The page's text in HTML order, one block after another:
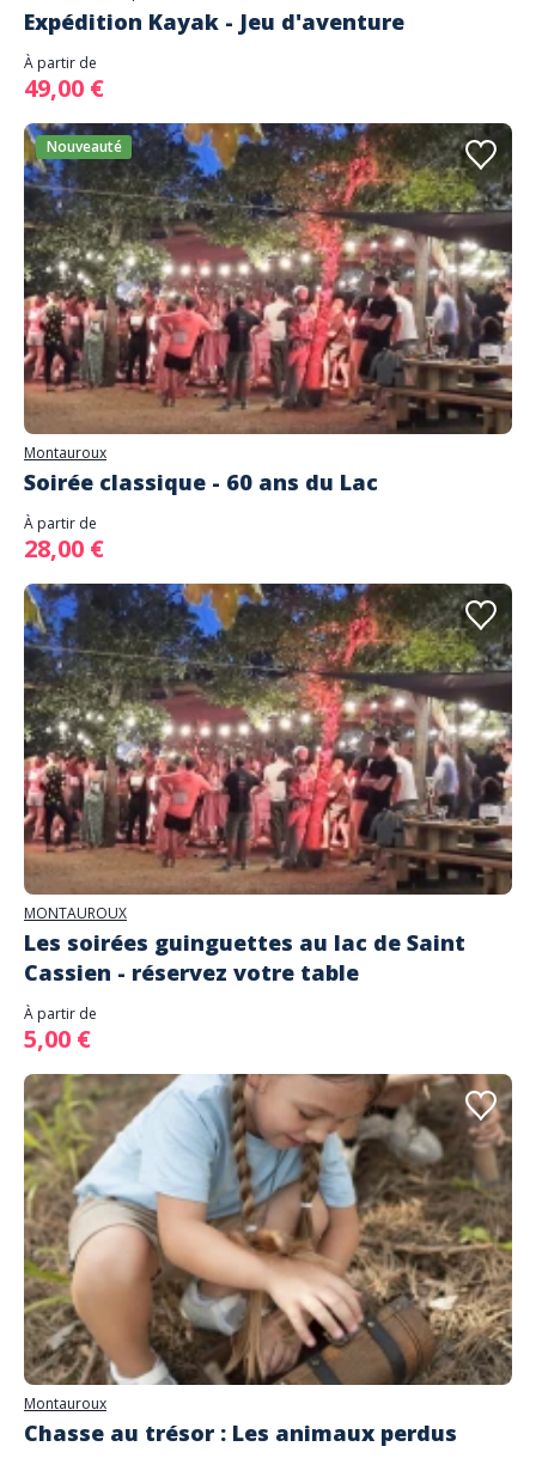
Expédition Kayak - Jeu d'aventure
À partir de
49,00 €
Nouveauté
Montauroux
Soirée classique - 60 ans du Lac
À partir de
28,00 €
MONTAUROUX
Les soirées guinguettes au lac de Saint
Cassien - réservez votre table
À partir de
5,00 €
Montauroux
Chasse au trésor : Les animaux perdus